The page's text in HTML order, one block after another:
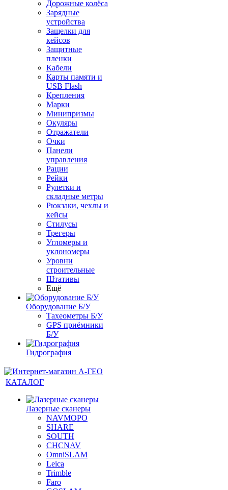
Дорожные колёса
Зарядные
устройства
Защелки для
кейсов
Защитные
пленки
Кабели
Карты памяти и
USB Flash
Крепления
Марки
Минипризмы
Окуляры
Отражатели
Очки
Панели
управления
Рации
Рейки
Рулетки и
складные метры
Рюкзаки, чехлы и
кейсы
Стилусы
Трегеры
Угломеры и
уклономеры
Уровни
строительные
Штативы
Ещё
Оборудование Б/У
Тахеометры Б/У
GPS приёмники
Б/У
Гидрография
КАТАЛОГ
Лазерные сканеры
NAVMOPO
SHARE
SOUTH
CHCNAV
OmniSLAM
Leica
Trimble
Faro